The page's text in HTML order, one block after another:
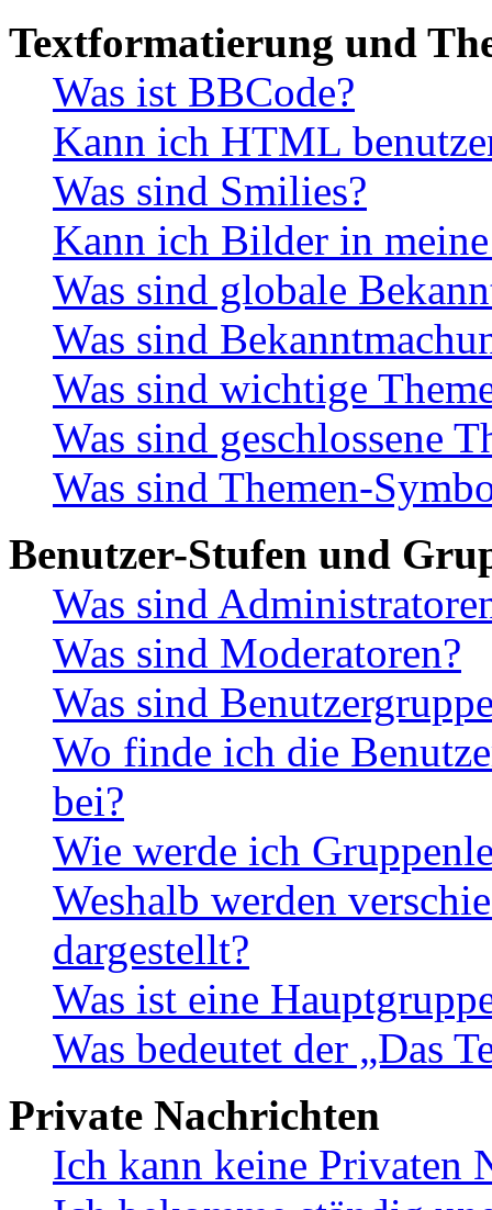
Textformatierung und
Was ist BBCode?
Kann ich HTML
Was sind Smilies?
Kann ich Bilder in
Was sind globale
Was sind
Was sind wichtige
Was sind geschlossene
Was sind Themen-
Benutzer-Stufen und
Was sind
Was sind Moderatoren?
Was sind
Wo finde ich die
bei?
Wie werde ich
Weshalb werden
dargestellt?
Was ist eine
Was bedeutet der „Das
Private Nachrichten
Ich kann keine Privaten